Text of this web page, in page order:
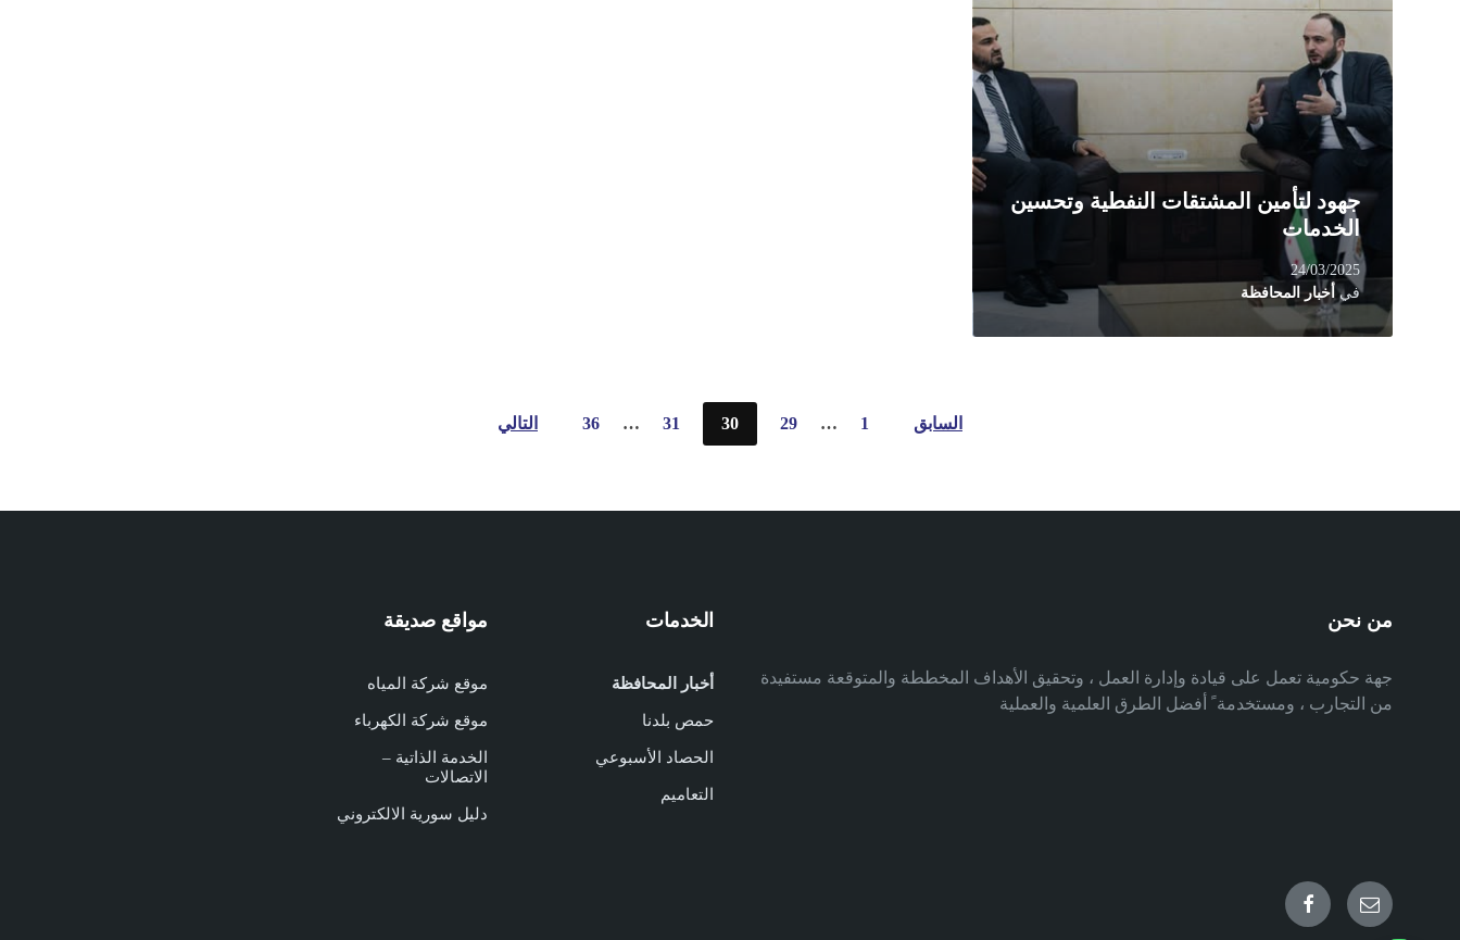
جهود لتأمين المشتقات النفطية وتحسين
الخدمات
24/03/2025
في أخبار المحافظة
المقالات
السابق 1
…
29
30
31
…
36 التالي
من نحن
جهة حكومية تعمل على قيادة وإدارة العمل ، وتحقيق الأهداف المخططة والمتوقعة مستفيدة
من التجارب ، ومستخدمة ً أفضل الطرق العلمية والعملية
الخدمات
أخبار المحافظة
حمص بلدنا
الحصاد الأسبوعي
التعاميم
مواقع صديقة
موقع شركة المياه
موقع شركة الكهرباء
الخدمة الذاتية –
الاتصالات
دليل سورية الالكتروني
Email
Facebook